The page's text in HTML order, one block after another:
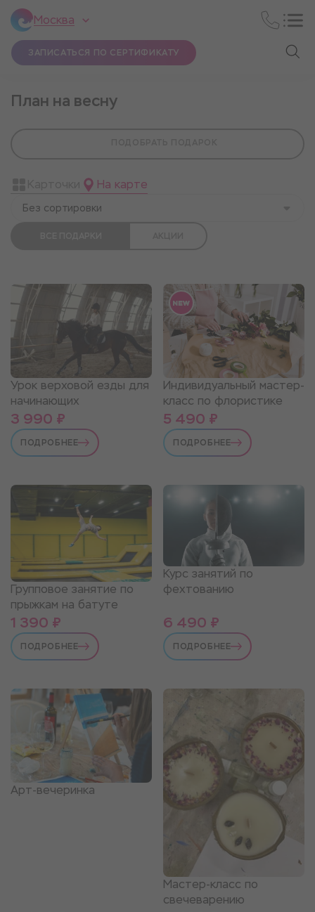
Москва
ЗАПИСАТЬСЯ ПО СЕРТИФИКАТУ
План на весну
На карте
Без сортировки
Урок верховой езды для
начинающих
3 990 ₽
ПОДРОБНЕЕ
Индивидуальный мастер-
класс по флористике
5 490 ₽
ПОДРОБНЕЕ
Групповое занятие по
прыжкам на батуте
1 390 ₽
ПОДРОБНЕЕ
Курс занятий по
фехтованию
6 490 ₽
ПОДРОБНЕЕ
Арт-вечеринка
Мастер-класс по
свечеварению